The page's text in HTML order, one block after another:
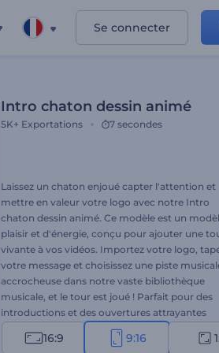
Se connecter
Intro chaton dessin animé
5K+ Exportations 7 secondes
Laissez un chaton enjoué capter l'attention et
mettre en valeur votre logo avec notre Intro
chaton dessin animé. Ce modèle est un
plaisir et d'énergie, conçu pour ajouter une
vivante à vos vidéos. Importez votre logo,
votre message et choisissez une piste
accrocheuse dans notre vaste bibliothèque
musicale, et le tour est joué ! Parfait pour des
introductions et des ouvertures attrayantes
destinées aux amoureux des animaux, aux
ou à tous ceux qui cherchent à donner du
16:9 9:16